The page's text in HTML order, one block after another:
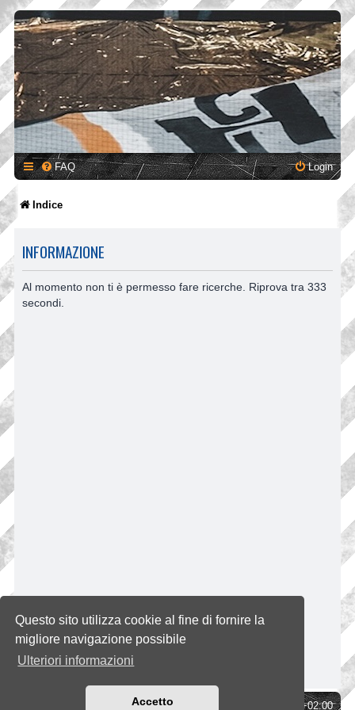
Questo sito utilizza cookie al fine di fornire la
migliore navigazione possibile
Ulteriori informazioni
Accetto
FAQ Login
Indice
INFORMAZIONE
Al momento non ti è permesso fare ricerche. Riprova tra 333
secondi.
UTC+02:00